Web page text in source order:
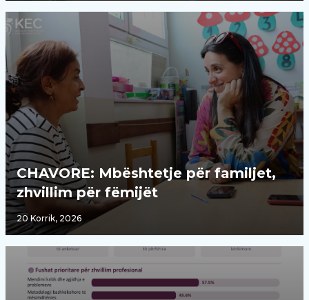
CHAVORE: Mbështetje për familjet,
zhvillim për fëmijët
20 Korrik, 2026